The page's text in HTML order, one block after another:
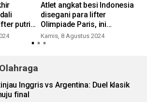
putri,
Atlet angkat besi Indonesia
disegani para lifter
Olimpiade Paris, ini
sosoknya
Kamis, 8 Agustus 2024
Inggris vs Argentina: Duel klasik
final